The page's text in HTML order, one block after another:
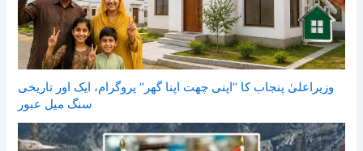
وزیراعلیٰ پنجاب کا ’’اپنی چھت اپنا گھر‘‘ پروگرام، ایک اور تاریخی
سنگ میل عبور